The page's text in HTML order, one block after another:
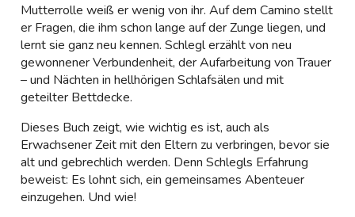
Mutterrolle weiß er wenig von ihr. Auf dem Camino stellt
er Fragen, die ihm schon lange auf der Zunge liegen, und
lernt sie ganz neu kennen. Schlegl erzählt von neu
gewonnener Verbundenheit, der Aufarbeitung von Trauer
– und Nächten in hellhörigen Schlafsälen und mit
geteilter Bettdecke.
Dieses Buch zeigt, wie wichtig es ist, auch als
Erwachsener Zeit mit den Eltern zu verbringen, bevor sie
alt und gebrechlich werden. Denn Schlegls Erfahrung
beweist: Es lohnt sich, ein gemeinsames Abenteuer
einzugehen. Und wie!